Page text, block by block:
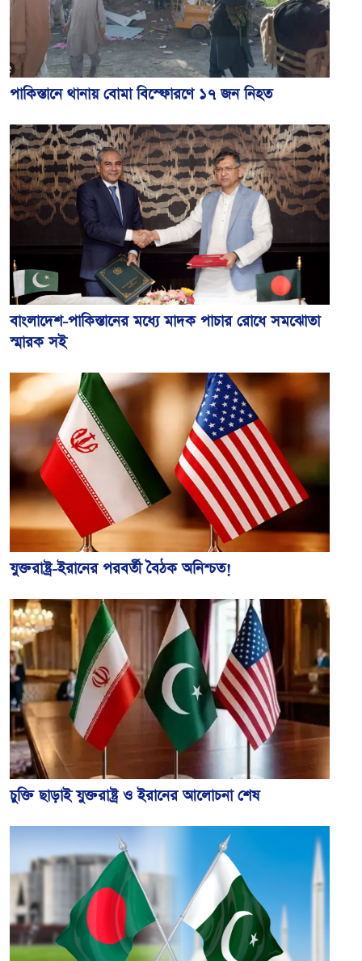
পাকিস্তানে থানায় বোমা বিস্ফোরণে ১৭ জন নিহত
বাংলাদেশ-পাকিস্তানের মধ্যে মাদক পাচার রোধে সমঝোতা
স্মারক সই
যুক্তরাষ্ট্র-ইরানের পরবর্তী বৈঠক অনিশ্চত!
চুক্তি ছাড়াই যুক্তরাষ্ট্র ও ইরানের আলোচনা শেষ